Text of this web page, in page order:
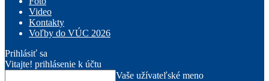
Video
Kontakty
Voľby do VÚC 2026
Prihlásiť sa
Vitajte! prihlásenie k účtu
Vaše užívateľské meno